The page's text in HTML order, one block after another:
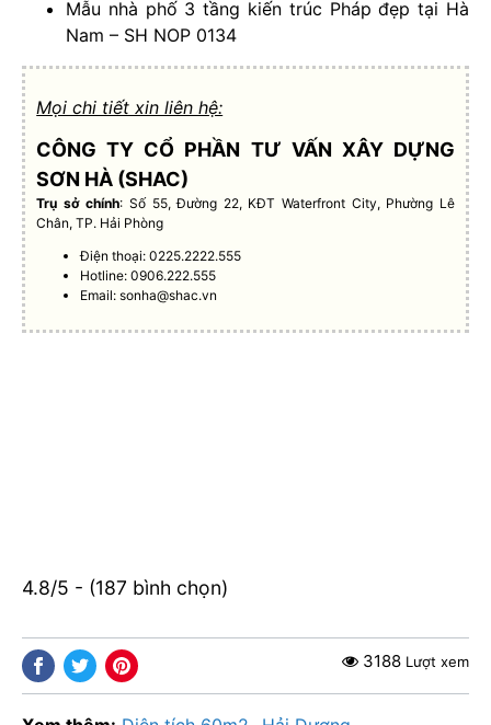
Mẫu nhà phố 3 tầng kiến trúc Pháp đẹp tại Hà
Nam – SH NOP 0134
Mọi chi tiết xin liên hệ:
CÔNG TY CỔ PHẦN TƯ VẤN XÂY DỰNG
SƠN HÀ (SHAC)
Trụ sở chính: Số 55, Đường 22, KĐT Waterfront City, Phường Lê
Chân, TP. Hải Phòng
Điện thoại: 0225.2222.555
Hotline: 0906.222.555
Email:sonha@shac.vn
4.8/5 - (187 bình chọn)
3188 Lượt xem